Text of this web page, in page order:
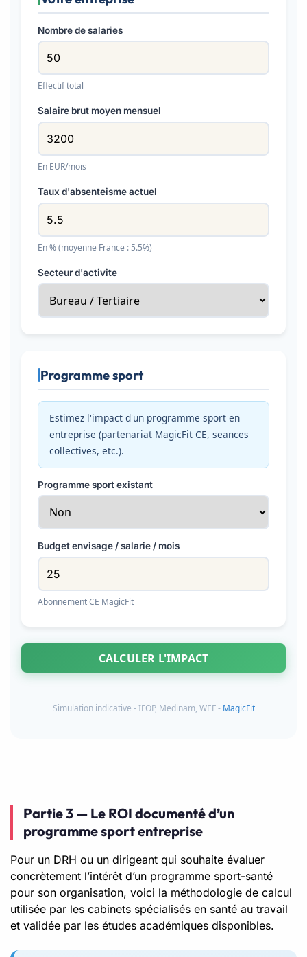
Nombre de salaries
Effectif total
Salaire brut moyen mensuel
En EUR/mois
Taux d'absenteisme actuel
En % (moyenne France : 5.5%)
Secteur d'activite
Programme sport
Estimez l'impact d'un programme sport en
entreprise (partenariat MagicFit CE, seances
collectives, etc.).
Programme sport existant
Budget envisage / salarie / mois
Abonnement CE MagicFit
CALCULER L'IMPACT
Simulation indicative - IFOP, Medinam, WEF - MagicFit
Partie 3 — Le ROI documenté d’un
programme sport entreprise
Pour un DRH ou un dirigeant qui souhaite évaluer
concrètement l’intérêt d’un programme sport-santé
pour son organisation, voici la méthodologie de calcul
utilisée par les cabinets spécialisés en santé au travail
et validée par les études académiques disponibles.